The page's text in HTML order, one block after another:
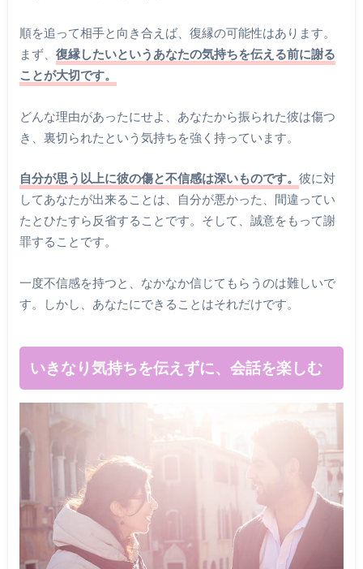
順を追って相手と向き合えば、復縁の可能性はあります。
まず、 復縁したいというあなたの気持ちを伝える前に謝る
ことが大切です。
どんな理由があったにせよ、あなたから振られた彼は傷つ
き、裏切られたという気持ちを強く持っています。
自分が思う以上に彼の傷と不信感は深いものです。 彼に対
してあなたが出来ることは、自分が悪かった、間違ってい
たとひたすら反省することです。そして、誠意をもって謝
罪することです。
一度不信感を持つと、なかなか信じてもらうのは難しいで
す。しかし、あなたにできることはそれだけです。
いきなり気持ちを伝えずに、会話を楽しむ